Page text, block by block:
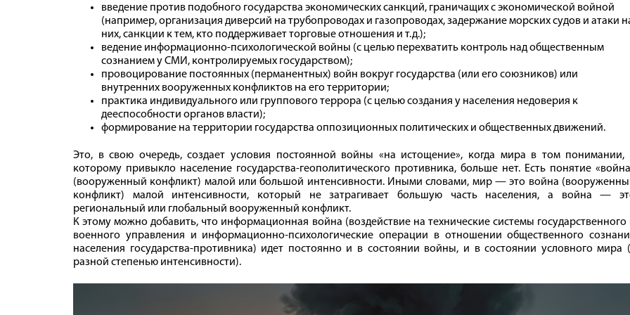
введение против подобного государства экономических санкций, граничащих с экономической войной
(например, организация диверсий на трубопроводах и газопроводах, задержание морских судов и атаки
них, санкции к тем, кто поддерживает торговые отношения и т. д.);
ведение информационно-психологической войны (с целью перехватить контроль над общественным
сознанием у СМИ, контролируемых государством);
провоцирование постоянных (перманентных) войн вокруг государства (или его союзников) или
внутренних вооруженных конфликтов на его территории;
практика индивидуального или группового террора (с целью создания у населения недоверия к
дееспособности органов власти);
формирование на территории государства оппозиционных политических и общественных движений.
Это, в свою очередь, создает условия постоянной войны «на истощение», когда мира в том понимании,
которому привыкло население государства-геополитического противника, больше нет. Есть понятие
(вооруженный конфликт) малой или большой интенсивности. Иными словами, мир — это война
конфликт) малой интенсивности, который не затрагивает большую часть населения, а война —
региональный или глобальный вооруженный конфликт.
К этому можно добавить, что информационная война (воздействие на технические системы государственного
военного управления и информационно-психологические операции в отношении общественного
населения государства-противника) идет постоянно и в состоянии войны, и в состоянии условного мира
разной степенью интенсивности).